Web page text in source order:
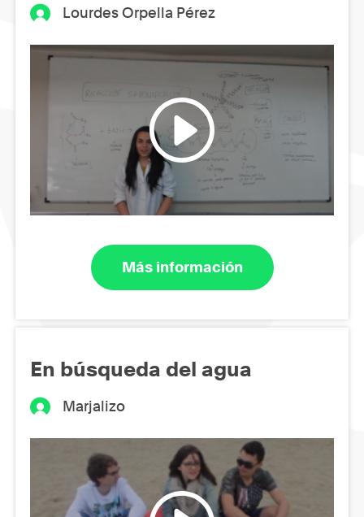
Lourdes Orpella Pérez
Más información
En búsqueda del agua
Marjalizo